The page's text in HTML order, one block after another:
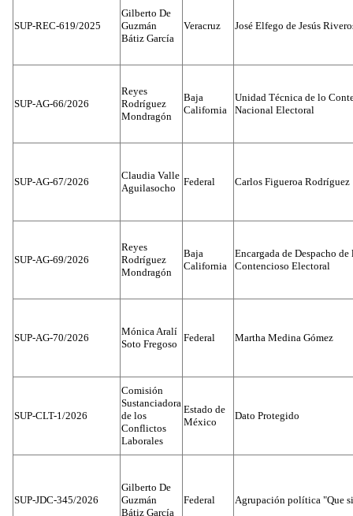
SUP-REC-619/2025
Gilberto De
Guzmán
Bátiz García
Veracruz José Elfego de Jesús
SUP-AG-66/2026
Reyes
Rodríguez
Mondragón
Baja
California
Unidad Técnica de lo
Nacional Electoral
SUP-AG-67/2026
Claudia Valle
Aguilasocho
Federal Carlos Figueroa Rodríguez
SUP-AG-69/2026
Reyes
Rodríguez
Mondragón
Baja
California
Encargada de Despacho
Contencioso Electoral
SUP-AG-70/2026
Mónica Aralí
Soto Fregoso
Federal Martha Medina Gómez
SUP-CLT-1/2026
Comisión
Sustanciadora
de los
Conflictos
Laborales
Estado de
México
Dato Protegido
SUP-JDC-345/2026
Gilberto De
Guzmán
Bátiz García
Federal Agrupación política "Que